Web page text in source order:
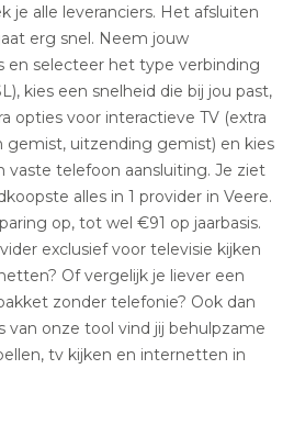
je alle leveranciers. Het afsluiten
erg snel. Neem jouw
en selecteer het type verbinding
kies een snelheid die bij jou past,
opties voor interactieve TV (extra
gemist, uitzending gemist) en kies
vaste telefoon aansluiting. Je ziet
alles in 1 provider in Veere.
op, tot wel €91 op jaarbasis.
exclusief voor televisie kijken
Of vergelijk je liever een
zonder telefonie? Ook dan
van onze tool vind jij behulpzame
tv kijken en internetten in